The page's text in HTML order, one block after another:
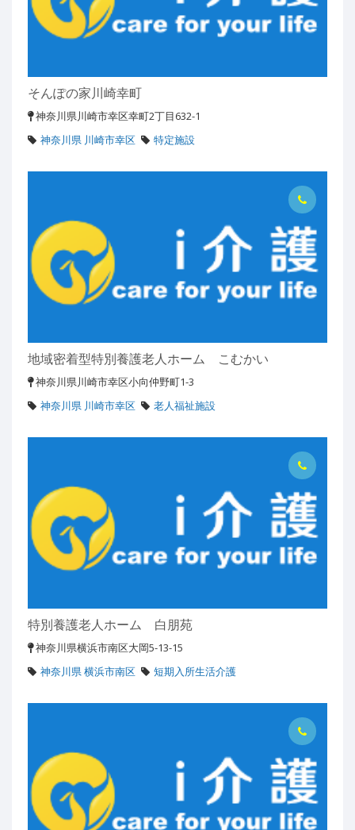
そんぽの家川崎幸町
神奈川県川崎市幸区幸町2丁目632-1
神奈川県 川崎市幸区
特定施設
地域密着型特別養護老人ホーム こむかい
神奈川県川崎市幸区小向仲野町1-3
神奈川県 川崎市幸区
老人福祉施設
特別養護老人ホーム 白朋苑
神奈川県横浜市南区大岡5-13-15
神奈川県 横浜市南区
短期入所生活介護